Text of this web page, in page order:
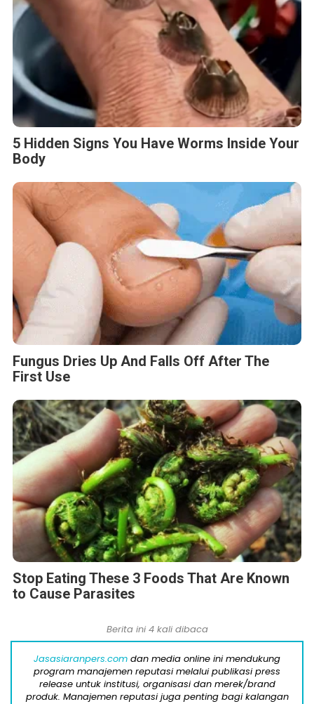
5 Hidden Signs You Have Worms Inside Your
Body
Fungus Dries Up And Falls Off After The
First Use
Stop Eating These 3 Foods That Are Known
to Cause Parasites
Berita ini 4 kali dibaca
Jasasiaranpers.com dan media online ini mendukung
program manajemen reputasi melalui publikasi press
release untuk institusi, organisasi dan merek/brand
produk. Manajemen reputasi juga penting bagi kalangan